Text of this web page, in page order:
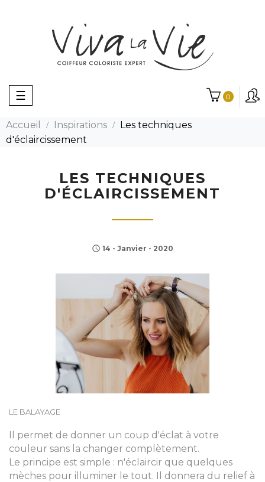
0
Basculer
la
navigation
☰
Accueil Inspirations
Les techniques
d'éclaircissement
LES TECHNIQUES
D'ÉCLAIRCISSEMENT
 14 - Janvier - 2020
LE BALAYAGE
Il permet de donner un coup d'éclat à votre
couleur sans la changer complètement.
Le principe est simple : n'éclaircir que quelques
mèches pour illuminer le tout. Il donnera du relief à